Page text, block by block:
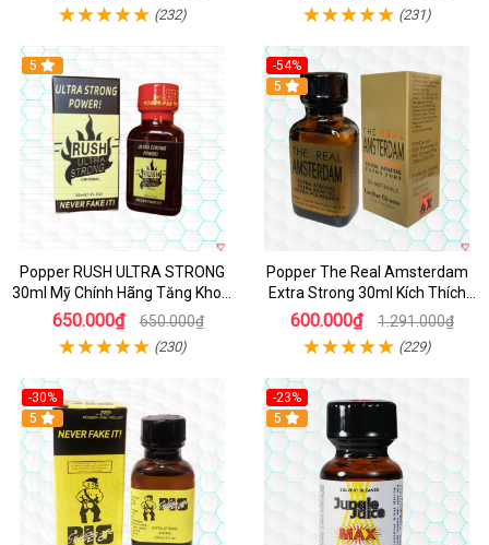
(232) (231)
5
Popper RUSH ULTRA STRONG
30ml Mỹ Chính Hãng Tăng Khoái
Cảm
650.000₫ 650.000₫
(230)
-54%
5
Popper The Real Amsterdam
Extra Strong 30ml Kích Thích
Cường Độ Cao
600.000₫ 1.291.000₫
(229)
-30%
5
-23%
5